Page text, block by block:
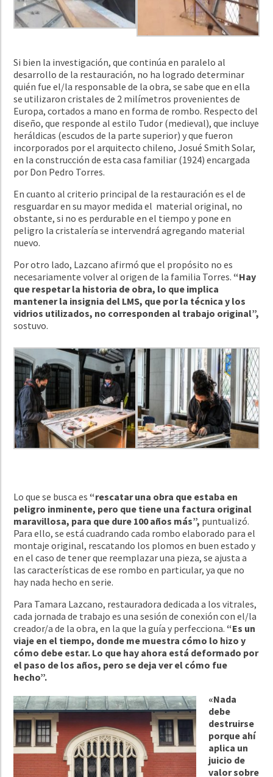
Si bien la investigación, que continúa en paralelo al
desarrollo de la restauración, no ha logrado determinar
quién fue el/la responsable de la obra, se sabe que en ella
se utilizaron cristales de 2 milímetros provenientes de
Europa, cortados a mano en forma de rombo. Respecto del
diseño, que responde al estilo Tudor (medieval), que incluye
heráldicas (escudos de la parte superior) y que fueron
incorporados por el arquitecto chileno, Josué Smith Solar,
en la construcción de esta casa familiar (1924) encargada
por Don Pedro Torres.
En cuanto al criterio principal de la restauración es el de
resguardar en su mayor medida el material original, no
obstante, si no es perdurable en el tiempo y pone en
peligro la cristalería se intervendrá agregando material
nuevo.
Por otro lado, Lazcano afirmó que el propósito no es
necesariamente volver al origen de la familia Torres. “Hay
que respetar la historia de obra, lo que implica
mantener la insignia del LMS, que por la técnica y los
vidrios utilizados, no corresponden al trabajo original”,
sostuvo.
Lo que se busca es “rescatar una obra que estaba en
peligro inminente, pero que tiene una factura original
maravillosa, para que dure 100 años más”, puntualizó.
Para ello, se está cuadrando cada rombo elaborado para el
montaje original, rescatando los plomos en buen estado y
en el caso de tener que reemplazar una pieza, se ajusta a
las características de ese rombo en particular, ya que no
hay nada hecho en serie.
Para Tamara Lazcano, restauradora dedicada a los vitrales,
cada jornada de trabajo es una sesión de conexión con el/la
creador/a de la obra, en la que la guía y perfecciona. “Es un
viaje en el tiempo, donde me muestra cómo lo hizo y
cómo debe estar. Lo que hay ahora está deformado por
el paso de los años, pero se deja ver el cómo fue
hecho”.
«Nada
debe
destruirse
porque ahí
aplica un
juicio de
valor sobre